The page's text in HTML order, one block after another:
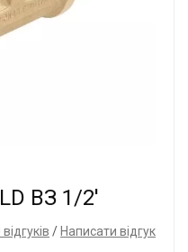
ВЗ 1/2'
відгуків / Написати відгук